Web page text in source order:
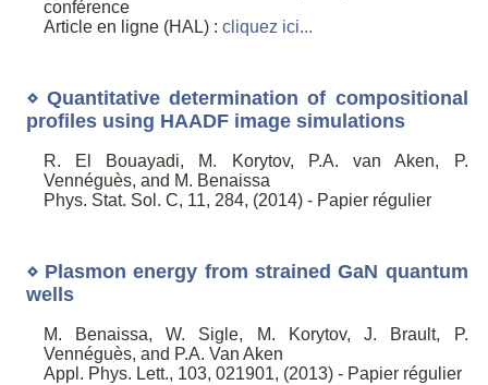
conférence
Article en ligne (HAL) : cliquez ici...
⋄ Quantitative determination of compositional
profiles using HAADF image simulations
R. El Bouayadi, M. Korytov, P.A. van Aken, P.
Vennéguès, and M. Benaissa
Phys. Stat. Sol. C, 11, 284, (2014) - Papier régulier
⋄ Plasmon energy from strained GaN quantum
wells
M. Benaissa, W. Sigle, M. Korytov, J. Brault, P.
Vennéguès, and P.A. Van Aken
Appl. Phys. Lett., 103, 021901, (2013) - Papier régulier